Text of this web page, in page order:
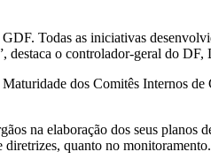
Todas as iniciativas
destaca o controlador-geral do
dos Comitês Internos de
na elaboração dos seus planos
diretrizes, quanto no monitoramento.